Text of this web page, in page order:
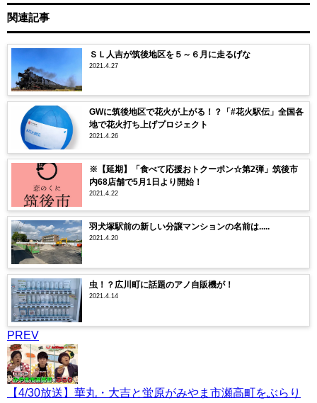
関連記事
ＳＬ人吉が筑後地区を５～６月に走るげな
2021.4.27
GWに筑後地区で花火が上がる！？「#花火駅伝」全国各
地で花火打ち上げプロジェクト
2021.4.26
※【延期】「食べて応援おトクーポン☆第2弾」筑後市
内68店舗で5月1日より開始！
2021.4.22
羽犬塚駅前の新しい分譲マンションの名前は.....
2021.4.20
虫！？広川町に話題のアノ自販機が！
2021.4.14
PREV
【4/30放送】華丸・大吉と蛍原がみやま市瀬高町をぶらり